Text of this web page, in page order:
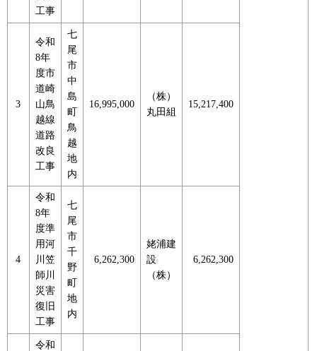
工事
3
令和
8年
度市
道崎
山鳥
越線
道路
改良
工事
七
尾
市
中
島
町
鳥
越
地
内
16,995,000
（株）
丸田組
15,217,400
4
令和
8年
度準
用河
川笠
師川
災害
復旧
工事
七
尾
市
千
野
町
地
内
6,262,300
姥浦建
設
（株）
6,262,300
令和